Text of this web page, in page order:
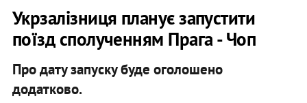
Укрзалізниця планує запустити
поїзд сполученням Прага - Чоп
Про дату запуску буде оголошено
додатково.